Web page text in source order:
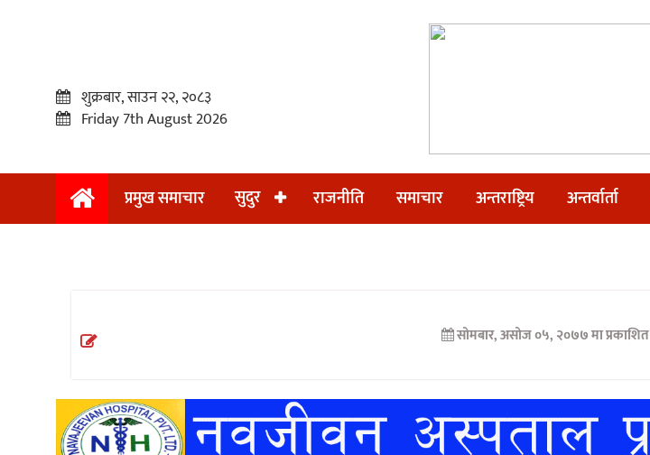
प्रमुख
अन्तराष्ट्रिय
अन्तर्वार्ता
शुक्रबार, साउन २२, २०८३
Friday 7th August 2026
प्रमुख समाचार सुदुर राजनीति समाचार अन्तराष्ट्रिय अन्तर्वार्ता
सोमबार, असोज ०५, २०७७ मा प्रकाशित